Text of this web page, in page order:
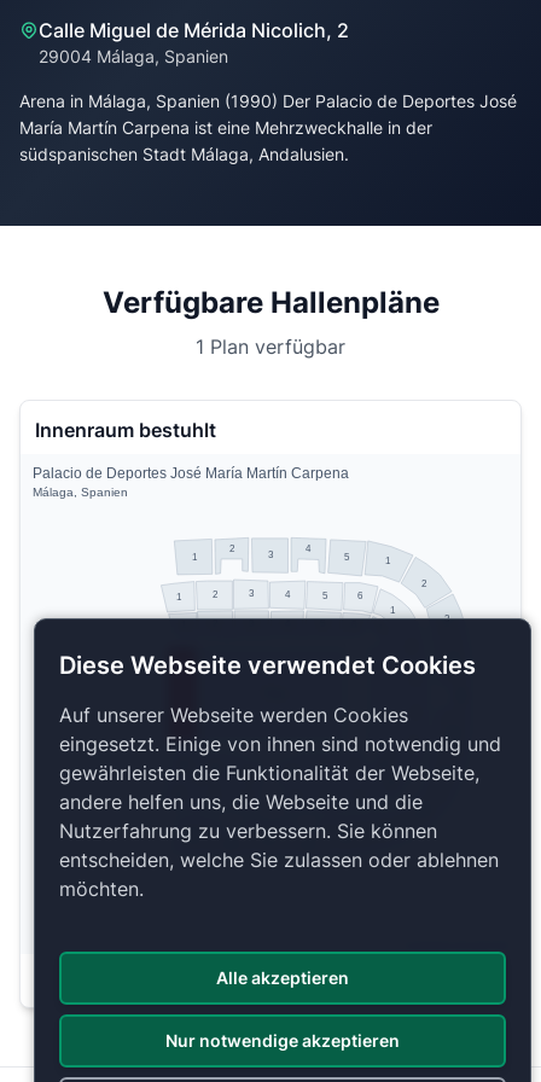
Calle Miguel de Mérida Nicolich, 2
29004 Málaga, Spanien
Arena in Málaga, Spanien (1990) Der Palacio de Deportes José
María Martín Carpena ist eine Mehrzweckhalle in der
südspanischen Stadt Málaga, Andalusien.
Verfügbare Hallenpläne
1 Plan verfügbar
Innenraum bestuhlt
1
2
6
5
4
3
2
5
5
4
4
3
3
2
2 1
5
3
4
7
8
9
1
1
2
3
4
5
1
1
3
Palacio de Deportes José María Martín Carpena
Málaga, Spanien
Plan anzeigen
Diese Webseite verwendet Cookies
Auf unserer Webseite werden Cookies
eingesetzt. Einige von ihnen sind notwendig und
gewährleisten die Funktionalität der Webseite,
andere helfen uns, die Webseite und die
Nutzerfahrung zu verbessern. Sie können
entscheiden, welche Sie zulassen oder ablehnen
möchten.
Alle akzeptieren
Nur notwendige akzeptieren